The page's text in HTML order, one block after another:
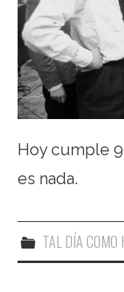
Hoy cumple
es nada.
TAL DÍA COMO